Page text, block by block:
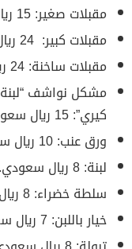
مقبلات صغير: 15 ريال سعودي.
مقبلات كبير: 24 ريال سعودي.
مقبلات ساخنة: 24 ريال سعودي.
مشكل نواشف
كيري”: 15 ريال سعودي.
ورق عنب: 10 ريال سعودي.
لبنة: 8 ريال سعودي.
سلطة خضراء: 8 ريال سعودي.
خيار باللبن: 7 ريال سعودي.